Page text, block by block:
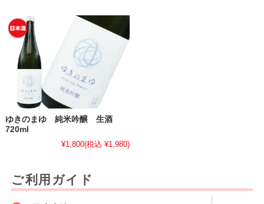
ゆきのまゆ 純米吟醸 生酒
720ml
¥1,800(税込 ¥1,980)
ご利用ガイド